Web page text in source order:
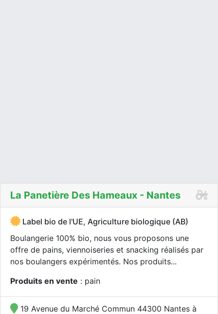
La Panetière Des Hameaux - Nantes
Label bio de l'UE, Agriculture biologique (AB)
Boulangerie 100% bio, nous vous proposons une
offre de pains, viennoiseries et snacking réalisés par
nos boulangers expérimentés. Nos produits...
Produits en vente : pain
19 Avenue du Marché Commun 44300 Nantes à